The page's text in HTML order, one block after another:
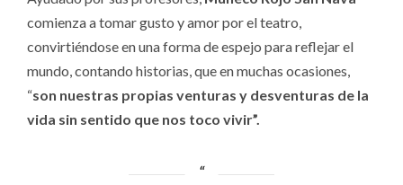
comienza a tomar gusto y amor por el teatro,
convirtiéndose en una forma de espejo para reflejar el
mundo, contando historias, que en muchas ocasiones,
“son nuestras propias venturas y desventuras de la
vida sin sentido que nos toco vivir”.